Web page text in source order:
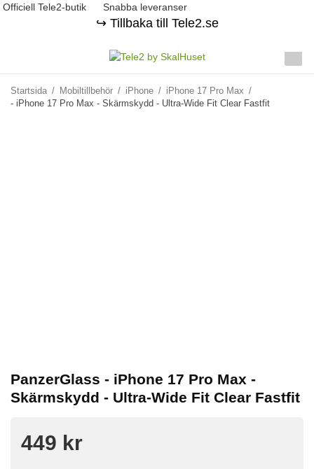
Officiell Tele2-butik Snabba leveranser
↪️ Tillbaka till Tele2.se
Startsida / Mobiltillbehör / iPhone / iPhone 17 Pro Max /
- iPhone 17 Pro Max - Skärmskydd - Ultra-Wide Fit Clear Fastfit
PanzerGlass - iPhone 17 Pro Max -
Skärmskydd - Ultra-Wide Fit Clear Fastfit
449 kr